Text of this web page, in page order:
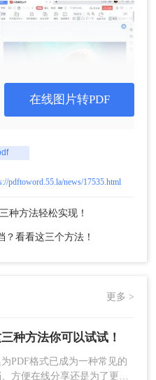
具
PDF。这些在线工具无
扫描图片即可进行转
片转PDF操作为例。
中，将图片上传到在线
在线图片转PDF
pdftoword.55.la/news/17535.html
种方法轻松实现！
看看这三个方法！
更多 >
种方法你可以试试！
PDF格式已成为一种常见的
方便在线分享还是为了更高